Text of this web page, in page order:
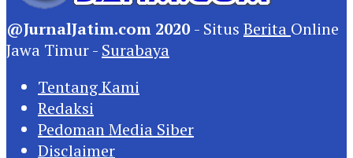
@JurnalJatim.com 2020 - Situs Berita Online
Jawa Timur - Surabaya
Tentang Kami
Redaksi
Pedoman Media Siber
Disclaimer